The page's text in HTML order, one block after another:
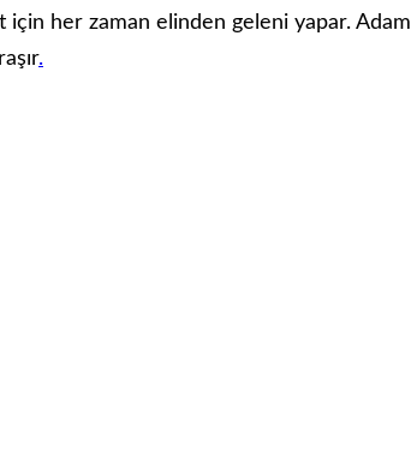
için her zaman elinden geleni yapar. Adam
.